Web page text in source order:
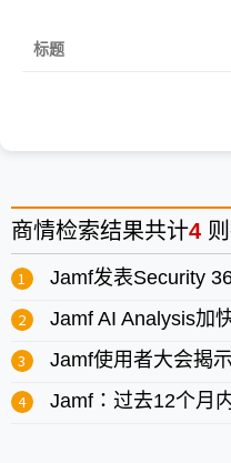
标题
商情检索结果共计4
Jamf发表Security 360网安趋
Jamf AI Analysis加快移
Jamf使用者大会揭示AI功能与
Jamf：过去12个月内近140万台